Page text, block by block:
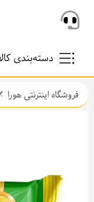
دسته‌بندی
فروشگاه اینترنتی هورا